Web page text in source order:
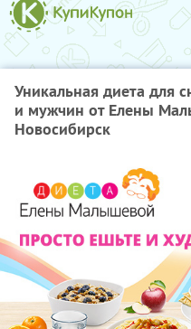
Уникальная диета для
и мужчин от Елены
Новосибирск